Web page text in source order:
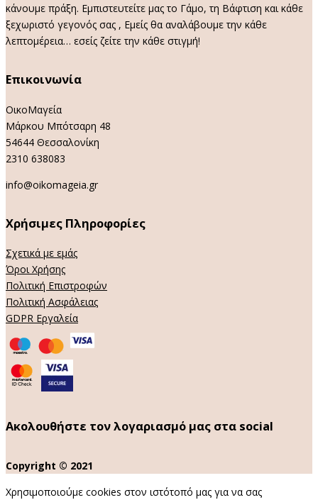
κάνουμε πράξη. Εμπιστευτείτε μας το Γάμο, τη Βάφτιση και κάθε
ξεχωριστό γεγονός σας , Εμείς θα αναλάβουμε την κάθε
λεπτομέρεια… εσείς ζείτε την κάθε στιγμή!
Επικοινωνία
ΟικοΜαγεία
Μάρκου Μπότσαρη 48
54644 Θεσσαλονίκη
2310 638083
info@oikomageia.gr
Χρήσιμες Πληροφορίες
Σχετικά με εμάς
Όροι Χρήσης
Πολιτική Επιστροφών
Πολιτική Ασφάλειας
GDPR Εργαλεία
Ακολουθήστε τον λογαριασμό μας στα social
Copyright © 2021
Χρησιμοποιούμε cookies στον ιστότοπό μας για να σας